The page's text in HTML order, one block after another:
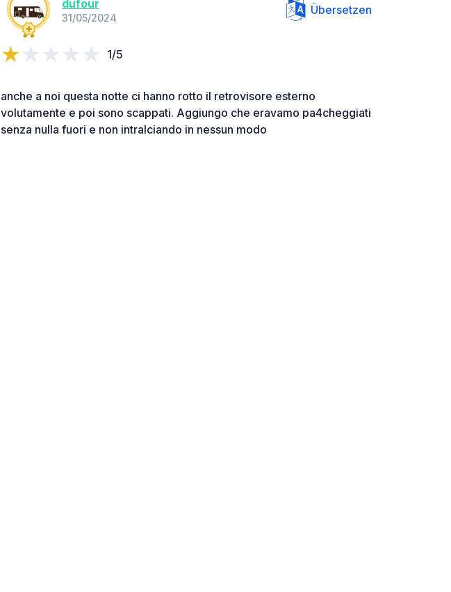
dufour
31/05/2024
Übersetzen
1/5
anche a noi questa notte ci hanno rotto il retrovisore esterno
volutamente e poi sono scappati. Aggiungo che eravamo pa4cheggiati
senza nulla fuori e non intralciando in nessun modo